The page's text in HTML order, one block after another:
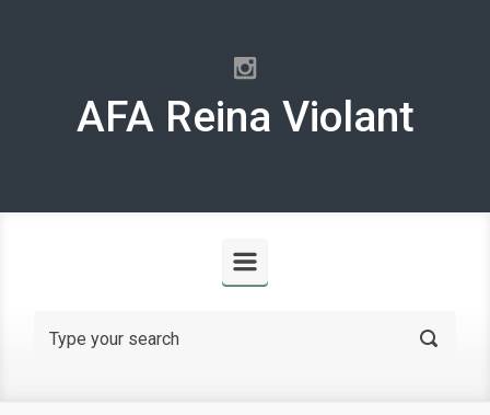
AFA Reina Violant